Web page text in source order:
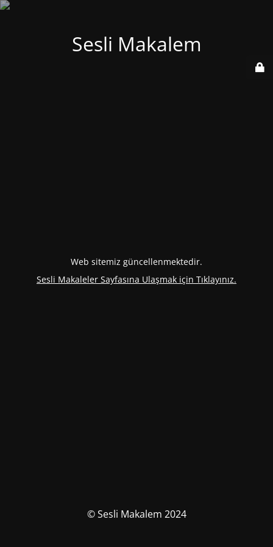
Sesli Makalem
Web sitemiz güncellenmektedir.
Sesli Makaleler Sayfasına Ulaşmak için Tıklayınız.
© Sesli Makalem 2024